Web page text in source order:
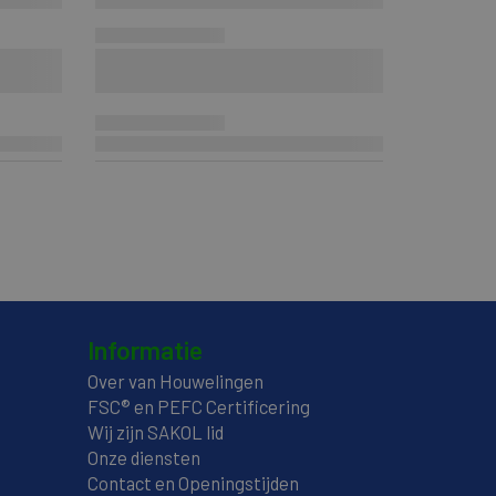
Informatie
Over van Houwelingen
FSC® en PEFC Certificering
Wij zijn SAKOL lid
Onze diensten
Contact en Openingstijden